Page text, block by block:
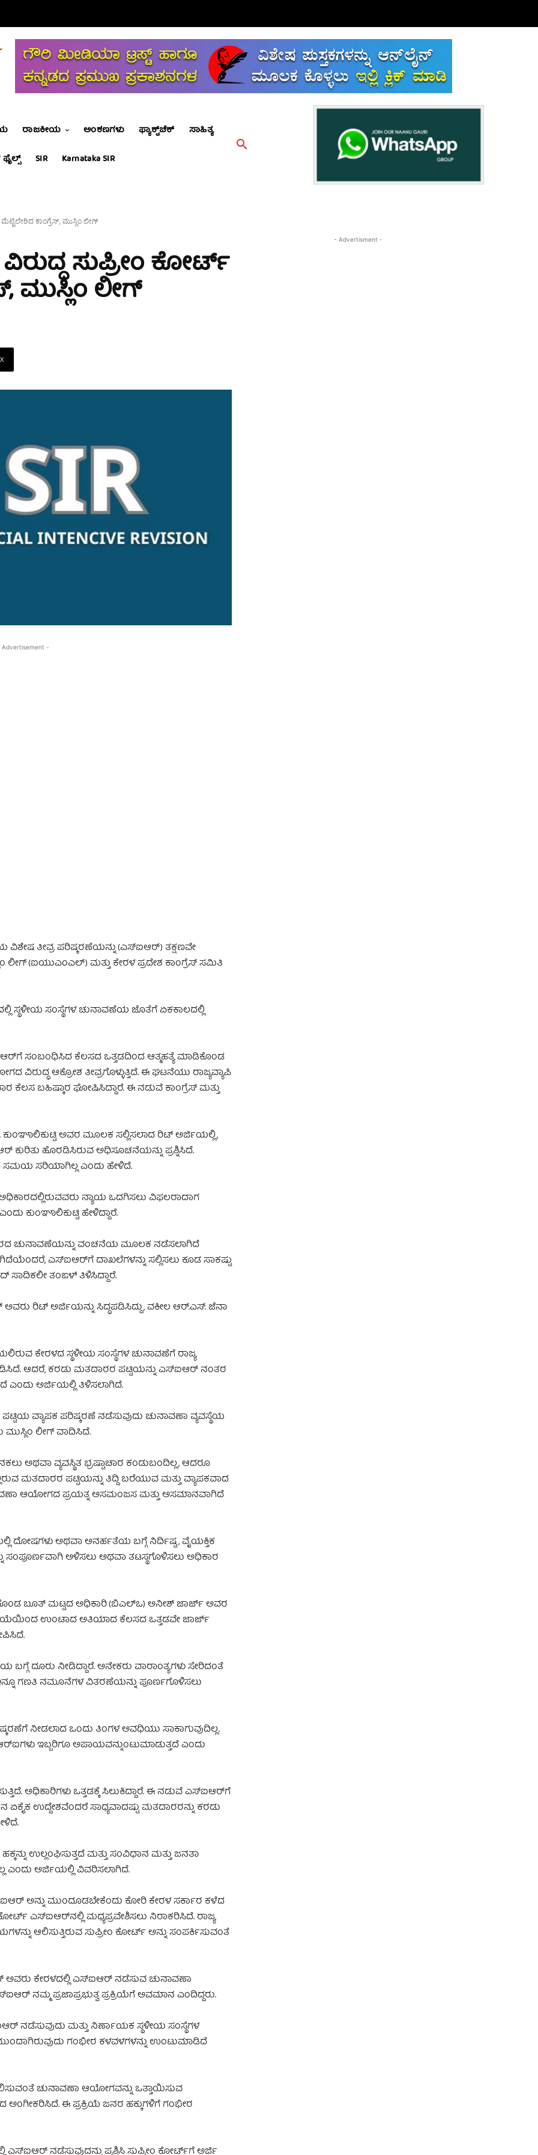
ರಾಜಕೀಯ ಅಂಕಣಗಳು ಫ್ಯಾಕ್ಟ್‌ಚೆಕ್
ಸಾಹಿತ್ಯ
SIR Karnataka SIR
ಕಾಂಗ್ರೆಸ್‌, ಮುಸ್ಲಿಂ ಲೀಗ್
ಸುಪ್ರೀಂ ಕೋರ್ಟ್
ಮುಸ್ಲಿಂ ಲೀಗ್
X
-
ವಿಶೇಷ ತೀವ್ರ ಪರಿಷ್ಕರಣೆಯನ್ನು (ಎಸ್‌ಐಆರ್) ತಕ್ಷಣವೇ
(ಐಯುಎಂಎಲ್) ಮತ್ತು ಕೇರಳ ಪ್ರದೇಶ ಕಾಂಗ್ರೆಸ್ ಸಮಿತಿ
ಸ್ಥಳೀಯ ಸಂಸ್ಥೆಗಳ ಚುನಾವಣೆಯ ಜೊತೆಗೆ ಏಕಕಾಲದಲ್ಲಿ
ಸಂಬಂಧಿಸಿದ ಕೆಲಸದ ಒತ್ತಡದಿಂದ ಆತ್ಮಹತ್ಯೆ ಮಾಡಿಕೊಂಡ
ಆಕ್ರೋಶ ತೀವ್ರಗೊಳ್ಳುತ್ತಿದೆ. ಈ ಘಟನೆಯು ರಾಜ್ಯವ್ಯಾಪಿ
ಕೆಲಸ ಬಹಿಷ್ಕಾರ ಘೋಷಿಸಿದ್ದಾರೆ. ಈ ನಡುವೆ ಕಾಂಗ್ರೆಸ್‌ ಮತ್ತು
ಕುಂಞಾಲಿಕುಟ್ಟಿ ಅವರ ಮೂಲಕ ಸಲ್ಲಿಸಲಾದ ರಿಟ್‌ ಅರ್ಜಿಯಲ್ಲಿ,
ಹೊರಡಿಸಿರುವ ಅಧಿಸೂಚನೆಯನ್ನು ಪ್ರಶ್ನಿಸಿದೆ.
ಸಮಯ ಸರಿಯಾಗಿಲ್ಲ ಎಂದು ಹೇಳಿದೆ.
ನ್ಯಾಯ ಒದಗಿಸಲು ವಿಫಲರಾದಾಗ
ಕುಂಞಾಲಿಕುಟ್ಟಿ ಹೇಳಿದ್ದಾರೆ.
ಚುನಾವಣೆಯನ್ನು ವಂಚನೆಯ ಮೂಲಕ ನಡೆಸಲಾಗಿದೆ
ಎಸ್‌ಐಆರ್‌ಗೆ ದಾಖಲೆಗಳನ್ನು ಸಲ್ಲಿಸಲು ಕೂಡ ಸಾಕಷ್ಟು
ಸಾದಿಕಲೀ ತಂಙಳ್ ತಿಳಿಸಿದ್ದಾರೆ.
ರಿಟ್ ಅರ್ಜಿಯನ್ನು ಸಿದ್ಧಪಡಿಸಿದ್ದು, ವಕೀಲ ಆರ್.ಎಸ್. ಜೆನಾ
ಕೇರಳದ ಸ್ಥಳೀಯ ಸಂಸ್ಥೆಗಳ ಚುನಾವಣೆಗೆ ರಾಜ್ಯ
ಆದರೆ, ಕರಡು ಮತದಾರರ ಪಟ್ಟಿಯನ್ನು ಎಸ್‌ಐಆರ್ ನಂತರ
ಎಂದು ಅರ್ಜಿಯಲ್ಲಿ ತಿಳಿಸಲಾಗಿದೆ.
ವ್ಯಾಪಕ ಪರಿಷ್ಕರಣೆ ನಡೆಸುವುದು ಚುನಾವಣಾ ವ್ಯವಸ್ಥೆಯ
ಮುಸ್ಲಿಂ ಲೀಗ್ ವಾದಿಸಿದೆ.
ಅಥವಾ ವ್ಯವಸ್ಥಿತ ಭ್ರಷ್ಟಾಚಾರ ಕಂಡುಬಂದಿಲ್ಲ, ಆದರೂ
ಮತದಾರರ ಪಟ್ಟಿಯನ್ನು ತಿದ್ದಿ ಬರೆಯುವ ಮತ್ತು ವ್ಯಾಪಕವಾದ
ಆಯೋಗದ ಪ್ರಯತ್ನ ಅಸಮಂಜಸ ಮತ್ತು ಅಸಮಾನವಾಗಿದೆ
ದೋಷಗಳು ಅಥವಾ ಅನರ್ಹತೆಯ ಬಗ್ಗೆ ನಿರ್ದಿಷ್ಟ, ವೈಯಕ್ತಿಕ
ಸಂಪೂರ್ಣವಾಗಿ ಅಳಿಸಲು ಅಥವಾ ತಟಸ್ಥಗೊಳಿಸಲು ಅಧಿಕಾರ
ಬೂತ್ ಮಟ್ಟದ ಅಧಿಕಾರಿ (ಬಿಎಲ್‌ಒ) ಅನೀಶ್ ಜಾರ್ಜ್ ಅವರ
ಉಂಟಾದ ಅತಿಯಾದ ಕೆಲಸದ ಒತ್ತಡವೇ ಜಾರ್ಜ್
ದೂರು ನೀಡಿದ್ದಾರೆ. ಅನೇಕರು ವಾರಾಂತ್ಯಗಳು ಸೇರಿದಂತೆ
ಇನ್ನೂ ಗಣತಿ ನಮೂನೆಗಳ ವಿತರಣೆಯನ್ನು ಪೂರ್ಣಗೊಳಿಸಲು
ನೀಡಲಾದ ಒಂದು ತಿಂಗಳ ಅವಧಿಯು ಸಾಕಾಗುವುದಿಲ್ಲ.
ಇಬ್ಬರಿಗೂ ಅಪಾಯವನ್ನುಂಟುಮಾಡುತ್ತದೆ ಎಂದು
ಅಧಿಕಾರಿಗಳು ಒತ್ತಡಕ್ಕೆ ಸಿಲುಕಿದ್ದಾರೆ. ಈ ನಡುವೆ ಎಸ್‌ಐಆರ್‌ಗೆ
ಉದ್ದೇಶವೆಂದರೆ ಸಾಧ್ಯವಾದಷ್ಟು ಮತದಾರರನ್ನು ಕರಡು
ಉಲ್ಲಂಘಿಸುತ್ತದೆ ಮತ್ತು ಸಂವಿಧಾನ ಮತ್ತು ಜನತಾ
ಎಂದು ಅರ್ಜಿಯಲ್ಲಿ ವಿವರಿಸಲಾಗಿದೆ.
ಅನ್ನು ಮುಂದೂಡಬೇಕೆಂದು ಕೋರಿ ಕೇರಳ ಸರ್ಕಾರ ಕಳೆದ
ಎಸ್‌ಐಆರ್‌ನಲ್ಲಿ ಮಧ್ಯಪ್ರವೇಶಿಸಲು ನಿರಾಕರಿಸಿದೆ. ರಾಜ್ಯ
ಆಲಿಸುತ್ತಿರುವ ಸುಪ್ರೀಂ ಕೋರ್ಟ್ ಅನ್ನು ಸಂಪರ್ಕಿಸುವಂತೆ
ಕೇರಳದಲ್ಲಿ ಎಸ್‌ಐಆರ್ ನಡೆಸುವ ಚುನಾವಣಾ
ನಮ್ಮ ಪ್ರಜಾಪ್ರಭುತ್ವ ಪ್ರಕ್ರಿಯೆಗೆ ಅವಮಾನ ಎಂದಿದ್ದರು.
ನಡೆಸುವುದು ಮತ್ತು ನಿರ್ಣಾಯಕ ಸ್ಥಳೀಯ ಸಂಸ್ಥೆಗಳ
ಗಂಭೀರ ಕಳವಳಗಳನ್ನು ಉಂಟುಮಾಡಿದೆ
ಚುನಾವಣಾ ಆಯೋಗವನ್ನು ಒತ್ತಾಯಿಸುವ
ಈ ಪ್ರಕ್ರಿಯೆ ಜನರ ಹಕ್ಕುಗಳಿಗೆ ಗಂಭೀರ
ನಡೆಸುವುದನ್ನು ಪ್ರಶ್ನಿಸಿ ಸುಪ್ರೀಂ ಕೋರ್ಟ್‌ಗೆ ಅರ್ಜಿ
- Advertisment -